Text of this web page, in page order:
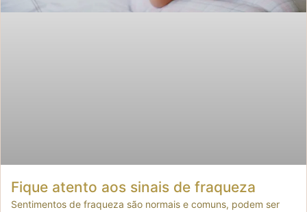
Fique atento aos sinais de fraqueza
Sentimentos de fraqueza são normais e comuns, podem ser